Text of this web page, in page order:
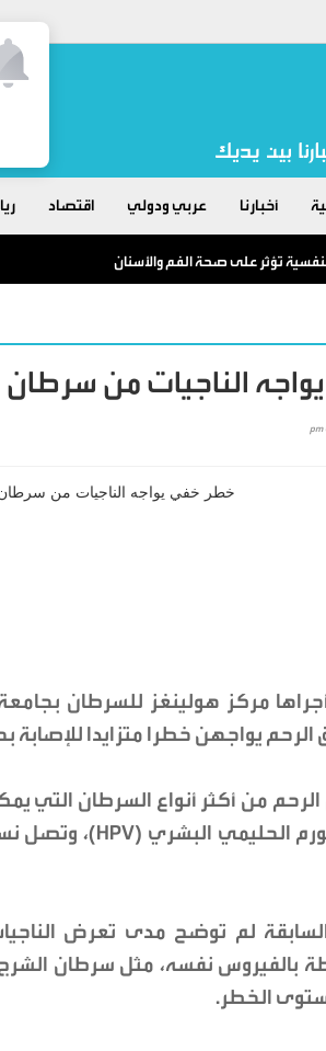
أخبارنا عربي ودولي اقتصاد
تؤثر على صحة الفم والأسنان
الناجيات من سرطان
مركز هولينغز للسرطان
يواجهن خطرا متزايدا
من أكثر أنواع السرطان التي
لم توضح مدى تعرض
بالفيروس نفسه، مثل سرطان
الخطر.